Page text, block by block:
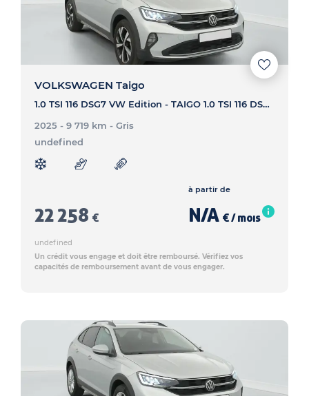
VOLKSWAGEN Taigo
1.0 TSI 116 DSG7 VW Edition - TAIGO 1.0 TSI 116 DSG7 VW Edition
2025 - 9 719 km - Gris
undefined
22 258 €
à partir de
N/A € / mois
undefined
Un crédit vous engage et doit être remboursé. Vérifiez vos
capacités de remboursement avant de vous engager.